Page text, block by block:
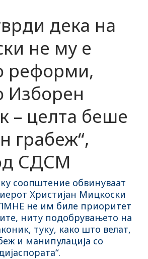
дека на
не му е
реформи,
Изборен
– целта беше
грабеж“,
СДСМ
соопштение обвинуваат
Христијан Мицкоски
не им биле приоритет
ниту подобрувањето на
туку, како што велат,
и манипулација со